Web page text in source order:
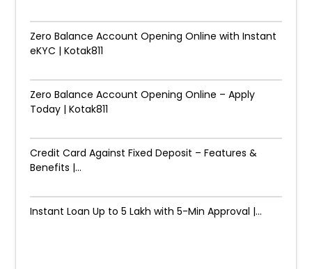
Zero Balance Account Opening Online with Instant
eKYC | Kotak811
Zero Balance Account Opening Online – Apply
Today | Kotak811
Credit Card Against Fixed Deposit – Features &
Benefits |...
Instant Loan Up to ₹5 Lakh with 5-Min Approval |...